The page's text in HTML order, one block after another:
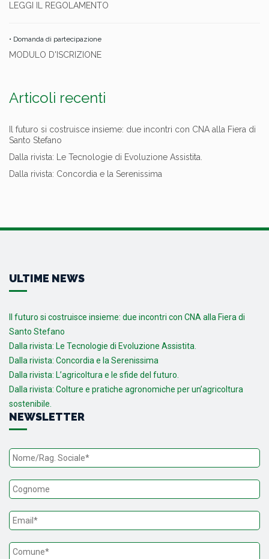
LEGGI IL REGOLAMENTO
• Domanda di partecipazione
MODULO D'ISCRIZIONE
Articoli recenti
Il futuro si costruisce insieme: due incontri con CNA alla Fiera di
Santo Stefano
Dalla rivista: Le Tecnologie di Evoluzione Assistita.
Dalla rivista: Concordia e la Serenissima
ULTIME NEWS
Il futuro si costruisce insieme: due incontri con CNA alla Fiera di
Santo Stefano
Dalla rivista: Le Tecnologie di Evoluzione Assistita.
Dalla rivista: Concordia e la Serenissima
Dalla rivista: L’agricoltura e le sfide del futuro.
Dalla rivista: Colture e pratiche agronomiche per un’agricoltura
sostenibile.
NEWSLETTER